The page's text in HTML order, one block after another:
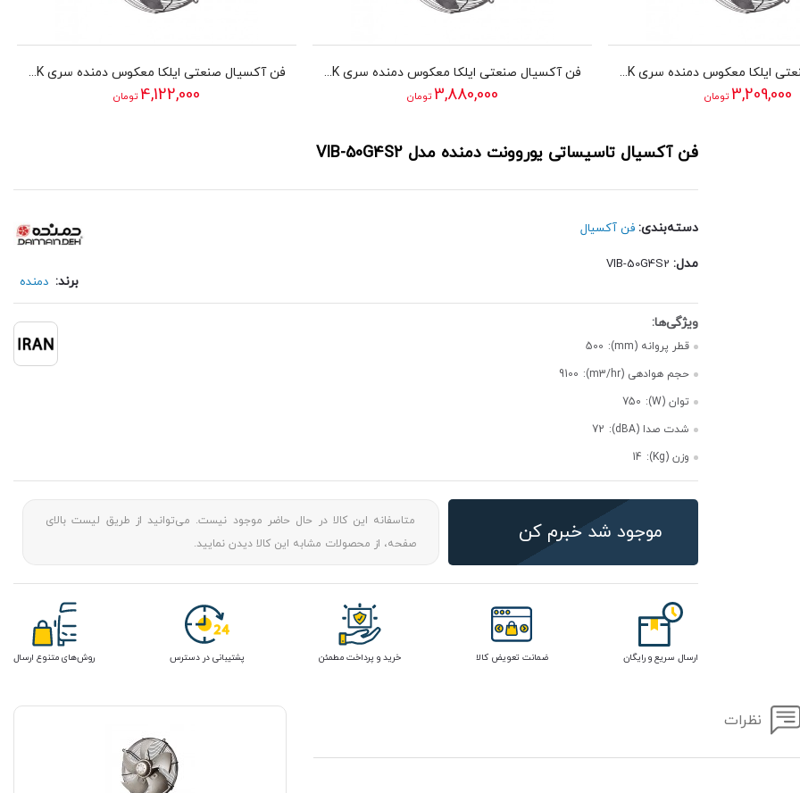
فن آکسیال صنعتی ایلکا معکوس دمنده سری VIK مدل 40A4T2-L
3,209,000 تومان
فن آکسیال صنعتی ایلکا معکوس دمنده سری VIK مدل 40A4T2-H
3,880,000 تومان
فن آکسیال صنعتی ایلکا معکوس دمنده سری VIK مدل 45A4S2-H
4,122,000 تومان
فن آکسیال تاسیساتی یوروونت دمنده مدل VIB-50G4S2
دسته‌بندی: فن آکسیال
مدل:
برند: دمنده
قطر پروانه (mm):
500
حجم هوادهی (m3/hr):
9100
توان (W):
750
شدت صدا (dBA):
72
وزن (Kg):
14
موجود شد خبرم کن
متاسفانه این کالا در حال حاضر موجود نیست. می‌توانید از طریق لیست بالای
صفحه، از محصولات مشابه این کالا دیدن نمایید.
ارسال سریع و رایگان ضمانت تعویض کالا خرید و پرداخت مطمئن پشتیبانی در دسترس روش‌های متنوع ارسال
نظرات